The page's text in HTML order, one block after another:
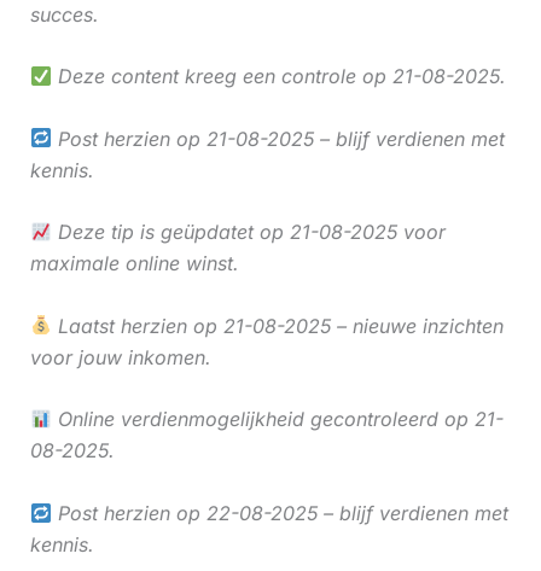
succes.
Deze content kreeg een controle op 21-08-2025.
Post herzien op 21-08-2025 – blijf verdienen met
kennis.
Deze tip is geüpdatet op 21-08-2025 voor
maximale online winst.
Laatst herzien op 21-08-2025 – nieuwe inzichten
voor jouw inkomen.
Online verdienmogelijkheid gecontroleerd op 21-
08-2025.
Post herzien op 22-08-2025 – blijf verdienen met
kennis.